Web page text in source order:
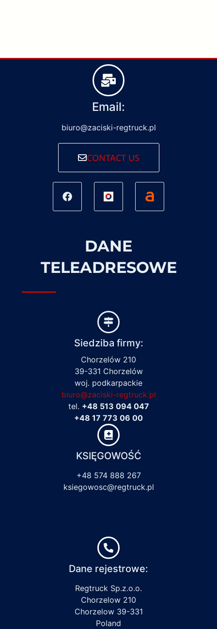
Email:
biuro@zaciski-regtruck.pl
CONTACT US
DANE
TELEADRESOWE
Siedziba firmy:
Chorzelów 210
39-331 Chorzelów
woj. podkarpackie
biuro@zaciski-regtruck.pl
tel. +48 513 094 047
+48 17 773 06 00
KSIĘGOWOŚĆ
+48 574 888 267
ksiegowosc@regtruck.pl
Dane rejestrowe:
Regtruck Sp.z.o.o.
Chorzelow 210
Chorzelow 39-331
Poland